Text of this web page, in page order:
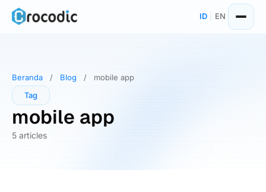
Skip
ID EN
Beranda / Blog /
mobile app
Tag
mobile app
5 articles